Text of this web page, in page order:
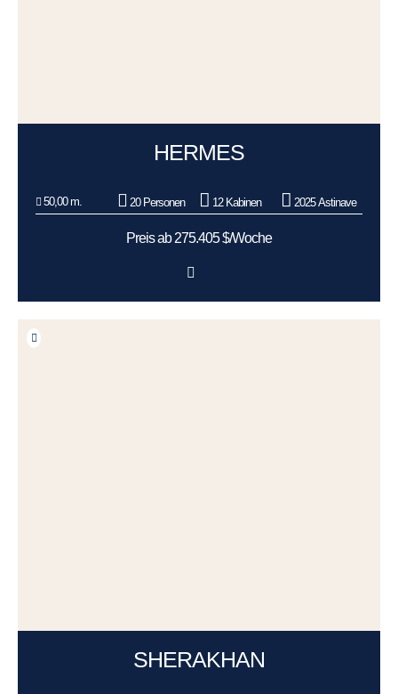
HERMES
50,00 m. 20 Personen 12 Kabinen 2025 Astinave
Preis ab 275.405 $/Woche
SHERAKHAN